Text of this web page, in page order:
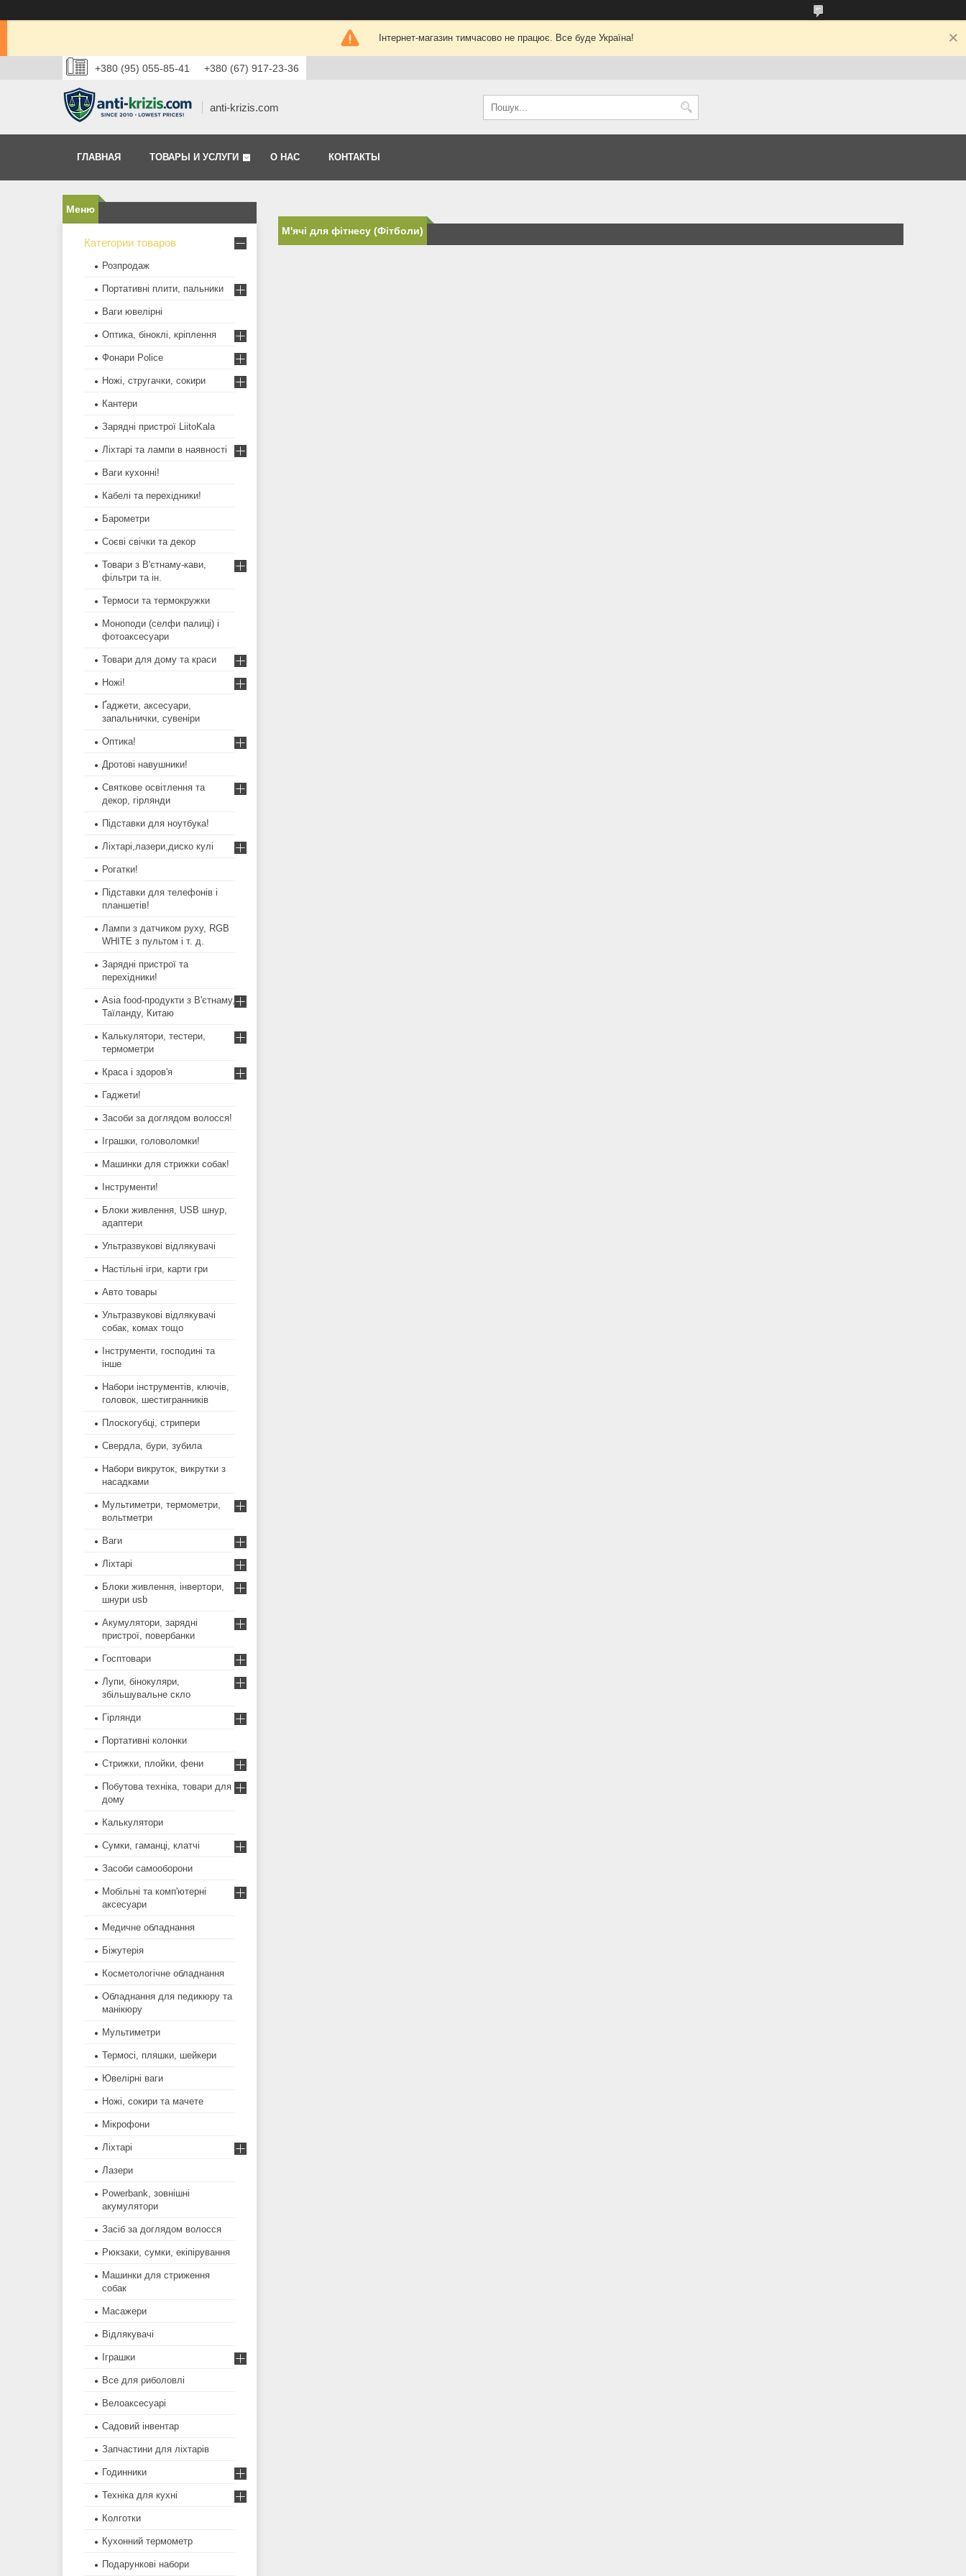
Інтернет-магазин тимчасово не працює. Все буде Україна!
+380 (95) 055-85-41 +380 (67) 917-23-36
anti-krizis.com
ГЛАВНАЯ ТОВАРЫ И УСЛУГИ О НАС КОНТАКТЫ
М'ячі для фітнесу (Фітболи)
Категории товаров
Розпродаж
Портативні плити, пальники
Ваги ювелірні
Оптика, біноклі, кріплення
Фонари Police
Ножі, стругачки, сокири
Кантери
Зарядні пристрої LiitoKala
Ліхтарі та лампи в наявності
Ваги кухонні!
Кабелі та перехідники!
Барометри
Соєві свічки та декор
Товари з В'єтнаму-кави,
фільтри та ін.
Термоси та термокружки
Моноподи (селфи палиці) і
фотоаксесуари
Товари для дому та краси
Ножі!
Ґаджети, аксесуари,
запальнички, сувеніри
Оптика!
Дротові навушники!
Святкове освітлення та
декор, гірлянди
Підставки для ноутбука!
Ліхтарі,лазери,диско кулі
Рогатки!
Підставки для телефонів і
планшетів!
Лампи з датчиком руху, RGB
WHITE з пультом і т. д.
Зарядні пристрої та
перехідники!
Asia food-продукти з В'єтнаму,
Таїланду, Китаю
Калькулятори, тестери,
термометри
Краса і здоров'я
Гаджети!
Засоби за доглядом волосся!
Іграшки, головоломки!
Машинки для стрижки собак!
Інструменти!
Блоки живлення, USB шнур,
адаптери
Ультразвукові відлякувачі
Настільні ігри, карти гри
Авто товары
Ультразвукові відлякувачі
собак, комах тощо
Інструменти, господині та
інше
Набори інструментів, ключів,
головок, шестигранників
Плоскогубці, стрипери
Свердла, бури, зубила
Набори викруток, викрутки з
насадками
Мультиметри, термометри,
вольтметри
Ваги
Ліхтарі
Блоки живлення, інвертори,
шнури usb
Акумулятори, зарядні
пристрої, повербанки
Госптовари
Лупи, бінокуляри,
збільшувальне скло
Гірлянди
Портативні колонки
Стрижки, плойки, фени
Побутова техніка, товари для
дому
Калькулятори
Сумки, гаманці, клатчі
Засоби самооборони
Мобільні та комп'ютерні
аксесуари
Медичне обладнання
Біжутерія
Косметологічне обладнання
Обладнання для педикюру та
манікюру
Мультиметри
Термосі, пляшки, шейкери
Ювелірні ваги
Ножі, сокири та мачете
Мікрофони
Ліхтарі
Лазери
Powerbank, зовнішні
акумулятори
Засіб за доглядом волосся
Рюкзаки, сумки, екіпірування
Машинки для стриження
собак
Масажери
Відлякувачі
Іграшки
Все для риболовлі
Велоаксесуарі
Садовий інвентар
Запчастини для ліхтарів
Годинники
Техніка для кухні
Колготки
Кухонний термометр
Подарункові набори